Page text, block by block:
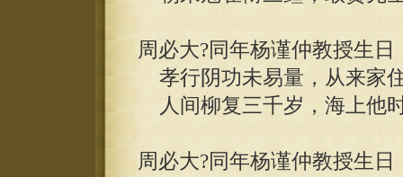
周必大?同年杨谨仲教授生日
孝行阴功未易量，从来家
人间柳复三千岁，海上他
周必大?同年杨谨仲教授生日